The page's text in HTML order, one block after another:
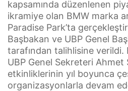
kapsamında düzenlenen
ikramiye olan BMW marka
Paradise Park’ta
Başbakan ve UBP Genel
tarafından talihlisine
UBP Genel Sekreteri Ahmet
etkinliklerinin yıl boyunca
organizasyonlarla devam